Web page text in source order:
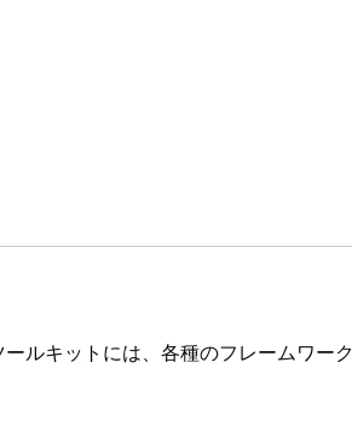
ルキットには、各種のフレームワー